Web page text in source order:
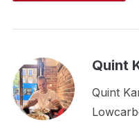
Quint
Quint